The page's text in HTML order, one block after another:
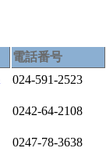
電話番号
024-591-2523
0242-64-2108
0247-78-3638